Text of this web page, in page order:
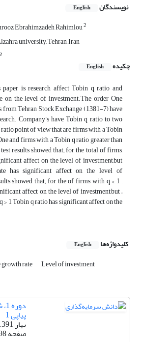
نویسندگان English
Ebrahimzadeh Rahimlou2
university, Tehran, Iran
چکیده
English
is research affect Tobin q ratio and
on the level of investment.The order One
from Tehran Stock Exchange (1381-7) have
Company’s have Tobin q ratio to two
point of view that are firms with a Tobin
and firms with a Tobin q ratio greater than
results showed that; for the total of firms,
affect on the level of investment,but
has significant affect on the level of
showed that; for the of firms with q < 1 ,
affect on the level of investment,but ;
1 Tobin q ratio has significant affect on the
کلیدواژه‌ها English
rate Level of investment
پیاپی 1
بهار 1391
صفحه